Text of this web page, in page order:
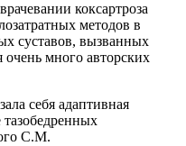
коксартроза
методов в
суставов, вызванных
очень много авторских
себя адаптивная
тазобедренных
С.М.